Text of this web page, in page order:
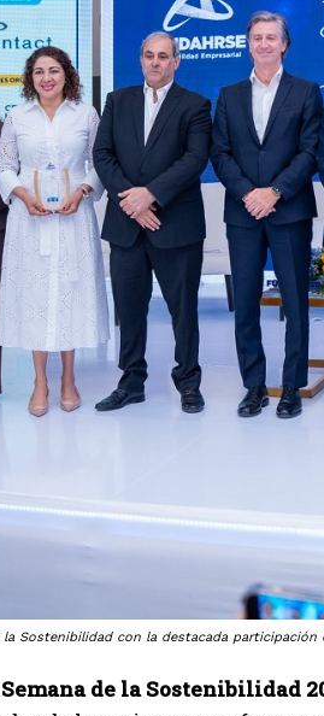
la Sostenibilidad con la destacada
Semana de la Sostenibilidad